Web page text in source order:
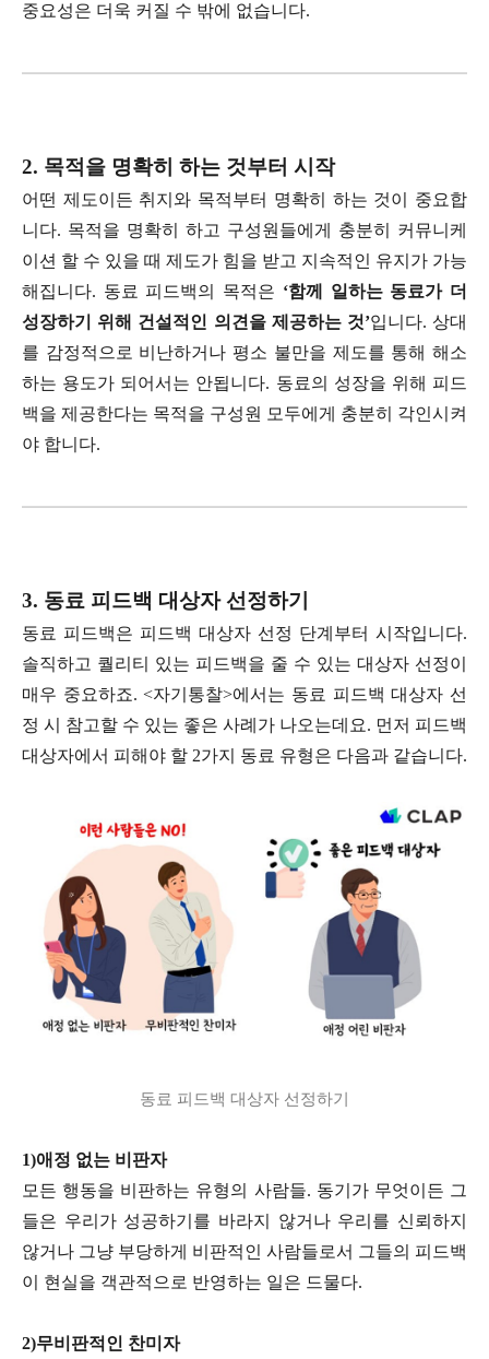
중요성은 더욱 커질 수 밖에 없습니다.
2. 목적을 명확히 하는 것부터 시작
어떤 제도이든 취지와 목적부터 명확히 하는 것이 중요합
니다. 목적을 명확히 하고 구성원들에게 충분히 커뮤니케
이션 할 수 있을 때 제도가 힘을 받고 지속적인 유지가 가능
해집니다. 동료 피드백의 목적은 ‘함께 일하는 동료가 더
성장하기 위해 건설적인 의견을 제공하는 것’입니다. 상대
를 감정적으로 비난하거나 평소 불만을 제도를 통해 해소
하는 용도가 되어서는 안됩니다. 동료의 성장을 위해 피드
백을 제공한다는 목적을 구성원 모두에게 충분히 각인시켜
야 합니다.
3. 동료 피드백 대상자 선정하기
동료 피드백은 피드백 대상자 선정 단계부터 시작입니다.
솔직하고 퀄리티 있는 피드백을 줄 수 있는 대상자 선정이
매우 중요하죠. <자기통찰>에서는 동료 피드백 대상자 선
정 시 참고할 수 있는 좋은 사례가 나오는데요. 먼저 피드백
대상자에서 피해야 할 2가지 동료 유형은 다음과 같습니다.
동료 피드백 대상자 선정하기
1)애정 없는 비판자
모든 행동을 비판하는 유형의 사람들. 동기가 무엇이든 그
들은 우리가 성공하기를 바라지 않거나 우리를 신뢰하지
않거나 그냥 부당하게 비판적인 사람들로서 그들의 피드백
이 현실을 객관적으로 반영하는 일은 드물다.
2)무비판적인 찬미자